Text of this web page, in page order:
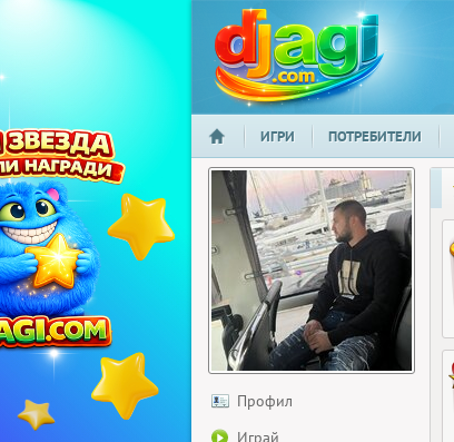
djagi.com
НАЧАЛО
ИГРИ ПОТРЕБИТЕЛИ
Профил
Играй